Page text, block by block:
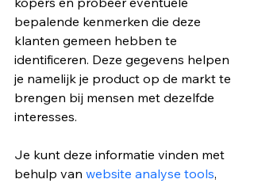
bepalende kenmerken die deze
klanten gemeen hebben te
identificeren. Deze gegevens helpen
je namelijk je product op de markt te
brengen bij mensen met dezelfde
interesses.
Je kunt deze informatie vinden met
behulp van website analyse tools,